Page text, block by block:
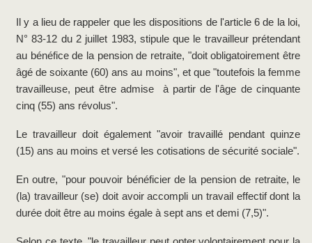
Il y a lieu de rappeler que les dispositions de l'article 6 de la loi,
N° 83-12 du 2 juillet 1983, stipule que le travailleur prétendant
au bénéfice de la pension de retraite, "doit obligatoirement être
âgé de soixante (60) ans au moins", et que "toutefois la femme
travailleuse, peut être admise à partir de l'âge de cinquante
cinq (55) ans révolus".
Le travailleur doit également "avoir travaillé pendant quinze
(15) ans au moins et versé les cotisations de sécurité sociale".
En outre, "pour pouvoir bénéficier de la pension de retraite, le
(la) travailleur (se) doit avoir accompli un travail effectif dont la
durée doit être au moins égale à sept ans et demi (7,5)".